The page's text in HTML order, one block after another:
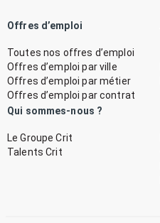
Offres d’emploi
Toutes nos offres d’emploi
Offres d’emploi par ville
Offres d’emploi par métier
Offres d’emploi par contrat
Qui sommes-nous ?
Le Groupe Crit
Talents Crit